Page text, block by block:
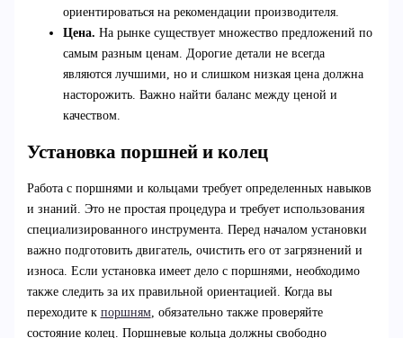
ориентироваться на рекомендации производителя.
Цена. На рынке существует множество предложений по
самым разным ценам. Дорогие детали не всегда
являются лучшими, но и слишком низкая цена должна
насторожить. Важно найти баланс между ценой и
качеством.
Установка поршней и колец
Работа с поршнями и кольцами требует определенных навыков
и знаний. Это не простая процедура и требует использования
специализированного инструмента. Перед началом установки
важно подготовить двигатель, очистить его от загрязнений и
износа. Если установка имеет дело с поршнями, необходимо
также следить за их правильной ориентацией. Когда вы
переходите к поршням, обязательно также проверяйте
состояние колец. Поршневые кольца должны свободно